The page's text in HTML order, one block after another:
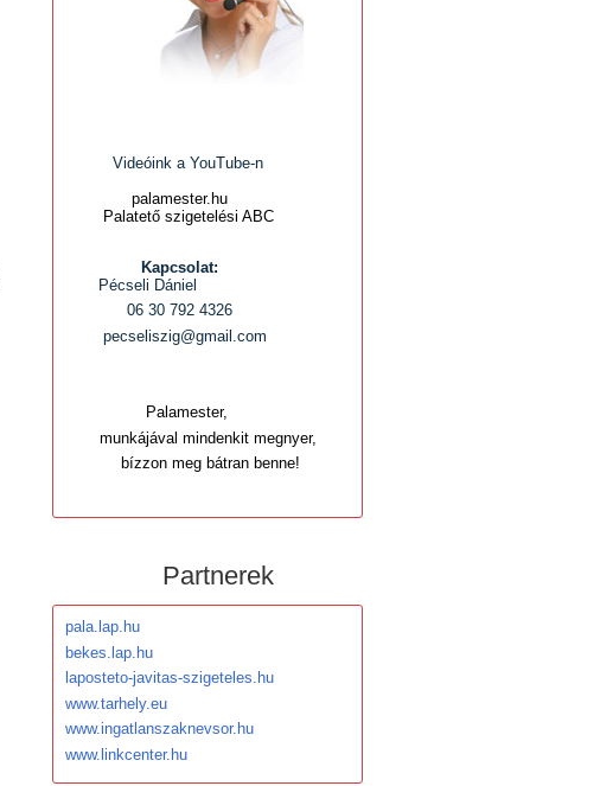
Videóink a YouTube-n
palamester.hu
Palatető szigetelési ABC
Kapcsolat:
Pécseli Dániel
06 30 792 4326
pecseliszig@gmail.com
Palamester,
munkájával mindenkit megnyer,
bízzon meg bátran benne!
Partnerek
pala.lap.hu
bekes.lap.hu
laposteto-javitas-szigeteles.hu
www.tarhely.eu
www.ingatlanszaknevsor.hu
www.linkcenter.hu